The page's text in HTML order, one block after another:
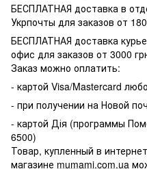
БЕСПЛАТНАЯ доставка в
Укрпочты для заказов от
БЕСПЛАТНАЯ доставка
офис для заказов от 3000
Заказ можно оплатить:
- картой Visa/Mastercard
- при получении на Новой
- картой Дія (программы
6500)
Товар, купленный в
магазине mumami.com.ua